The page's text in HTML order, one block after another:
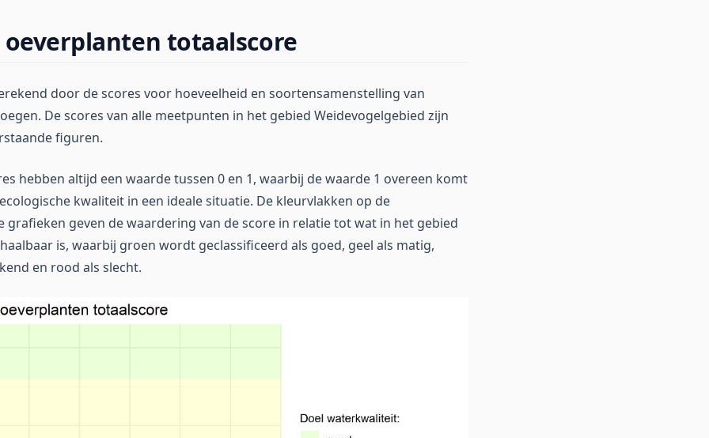
oeverplanten totaalscore
door de scores voor hoeveelheid en soortensamenstelling van
De scores van alle meetpunten in het gebied Weidevogelgebied zijn
figuren.
hebben altijd een waarde tussen 0 en 1, waarbij de waarde 1 overeen komt
kwaliteit in een ideale situatie. De kleurvlakken op de
grafieken geven de waardering van de score in relatie tot wat in het gebied
is, waarbij groen wordt geclassificeerd als goed, geel als matig,
en rood als slecht.